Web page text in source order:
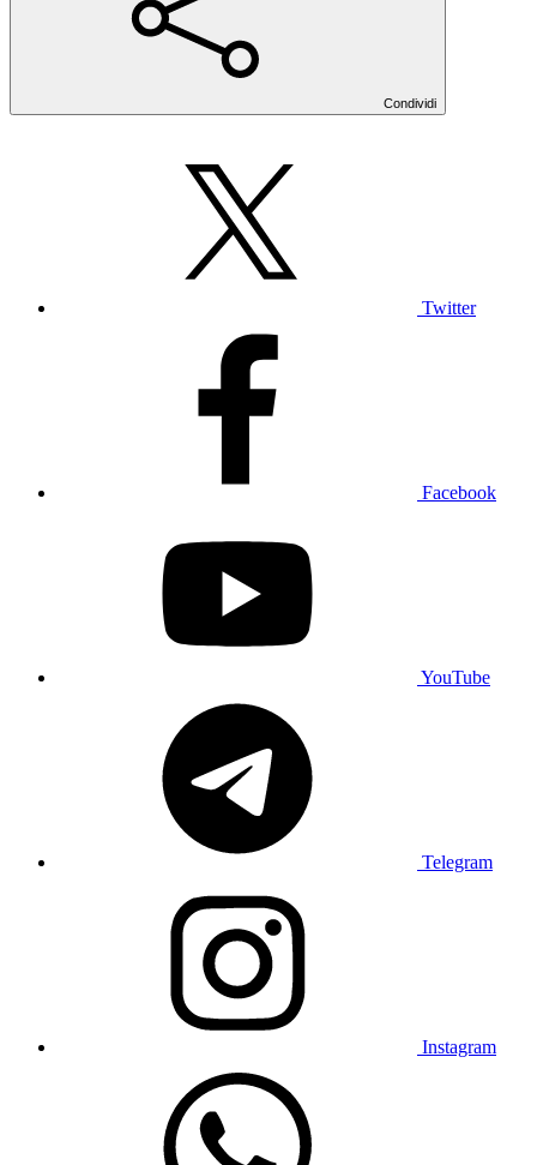
Condividi
Twitter
Facebook
YouTube
Telegram
Instagram